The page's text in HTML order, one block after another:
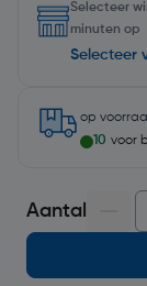
Selecteer
minuten op
Selecteer
op
10 voor
Aantal